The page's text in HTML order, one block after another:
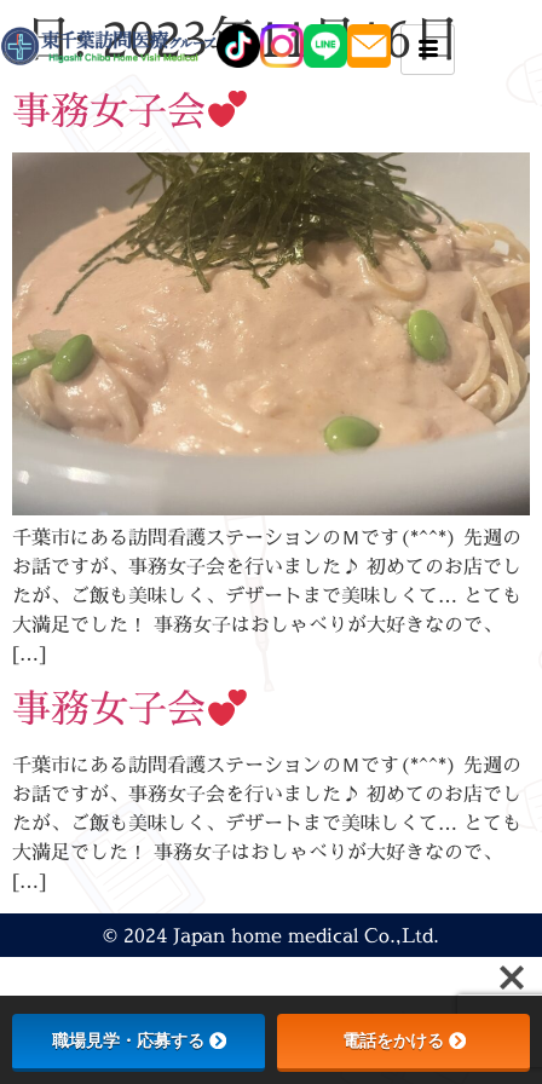
日:2023年11月16日
事務女子会
千葉市にある訪問看護ステーションのＭです(*^^*) 先週の
お話ですが、事務女子会を行いました♪ 初めてのお店でし
たが、ご飯も美味しく、デザートまで美味しくて… とても
大満足でした！ 事務女子はおしゃべりが大好きなので、
[…]
事務女子会
千葉市にある訪問看護ステーションのＭです(*^^*) 先週の
お話ですが、事務女子会を行いました♪ 初めてのお店でし
たが、ご飯も美味しく、デザートまで美味しくて… とても
大満足でした！ 事務女子はおしゃべりが大好きなので、
[…]
© 2024 Japan home medical Co.,Ltd.
職場見学・応募する 電話をかける